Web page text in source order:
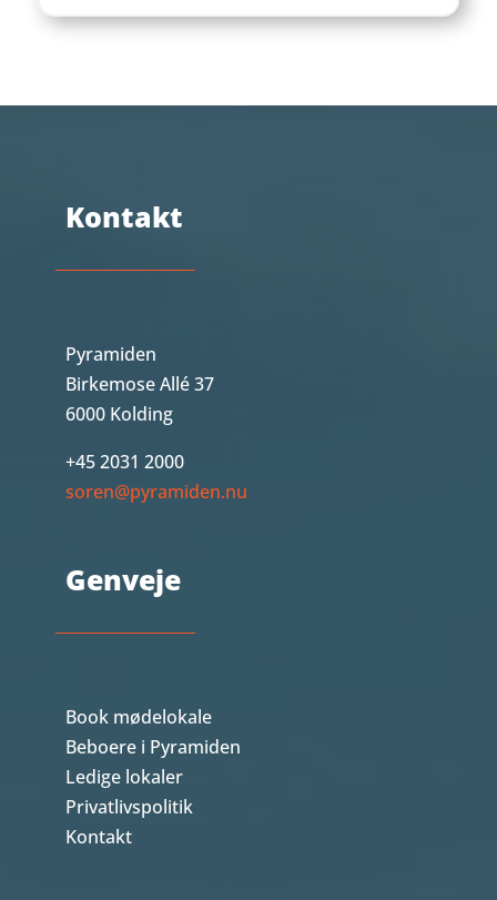
Kontakt
Pyramiden
Birkemose Allé 37
6000 Kolding
+45 2031 2000
soren@pyramiden.nu
Genveje
Book mødelokale
Beboere i Pyramiden
Ledige lokaler
Privatlivspolitik
Kontakt